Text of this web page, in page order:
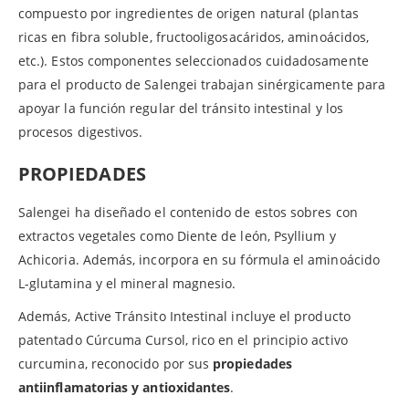
compuesto por ingredientes de origen natural (plantas
ricas en fibra soluble, fructooligosacáridos, aminoácidos,
etc.). Estos componentes seleccionados cuidadosamente
para el producto de Salengei trabajan sinérgicamente para
apoyar la función regular del tránsito intestinal y los
procesos digestivos.
PROPIEDADES
Salengei ha diseñado el contenido de estos sobres con
extractos vegetales como Diente de león, Psyllium y
Achicoria. Además, incorpora en su fórmula el aminoácido
L-glutamina y el mineral magnesio.
Además, Active Tránsito Intestinal incluye el producto
patentado Cúrcuma Cursol, rico en el principio activo
curcumina, reconocido por sus propiedades
antiinflamatorias y antioxidantes.